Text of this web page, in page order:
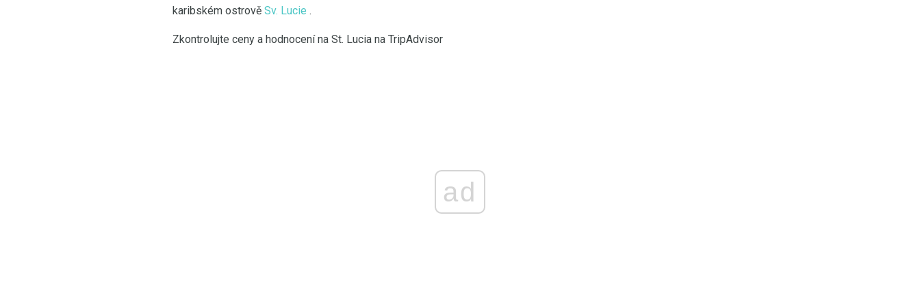
karibském ostrově Sv. Lucie .
Zkontrolujte ceny a hodnocení na St. Lucia na TripAdvisor
ad